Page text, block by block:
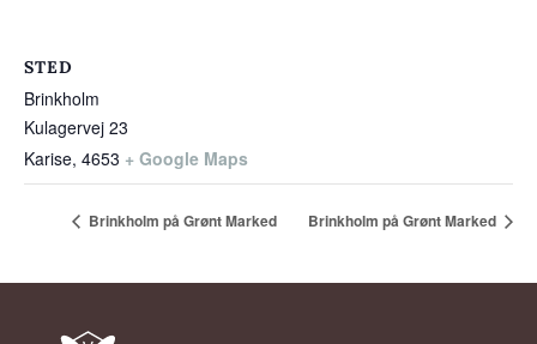
STED
Brinkholm
Kulagervej 23
Karise, 4653 + Google Maps
Brinkholm på Grønt Marked Brinkholm på Grønt Marked